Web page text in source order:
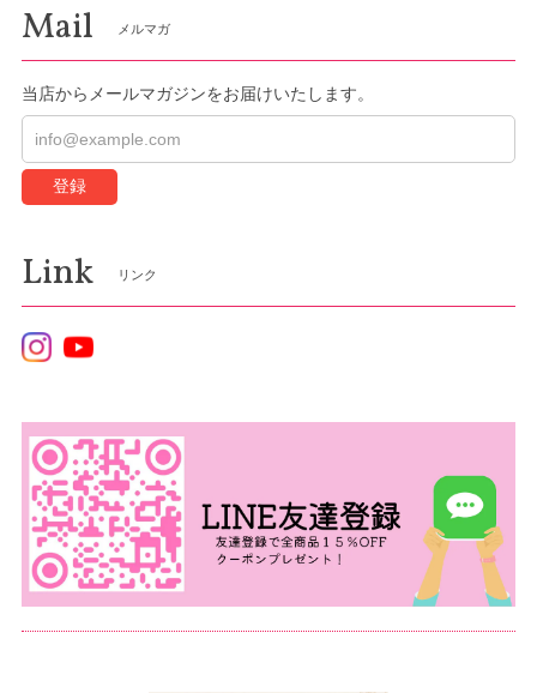
Mail メルマガ
当店からメールマガジンをお届けいたします。
登録
Link リンク